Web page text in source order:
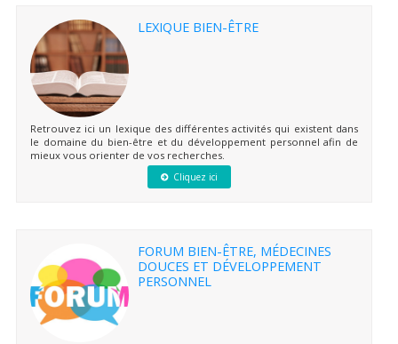
LEXIQUE BIEN-ÊTRE
Retrouvez ici un lexique des différentes activités qui existent dans
le domaine du bien-être et du développement personnel afin de
mieux vous orienter de vos recherches.
Cliquez ici
FORUM BIEN-ÊTRE, MÉDECINES
DOUCES ET DÉVELOPPEMENT
PERSONNEL